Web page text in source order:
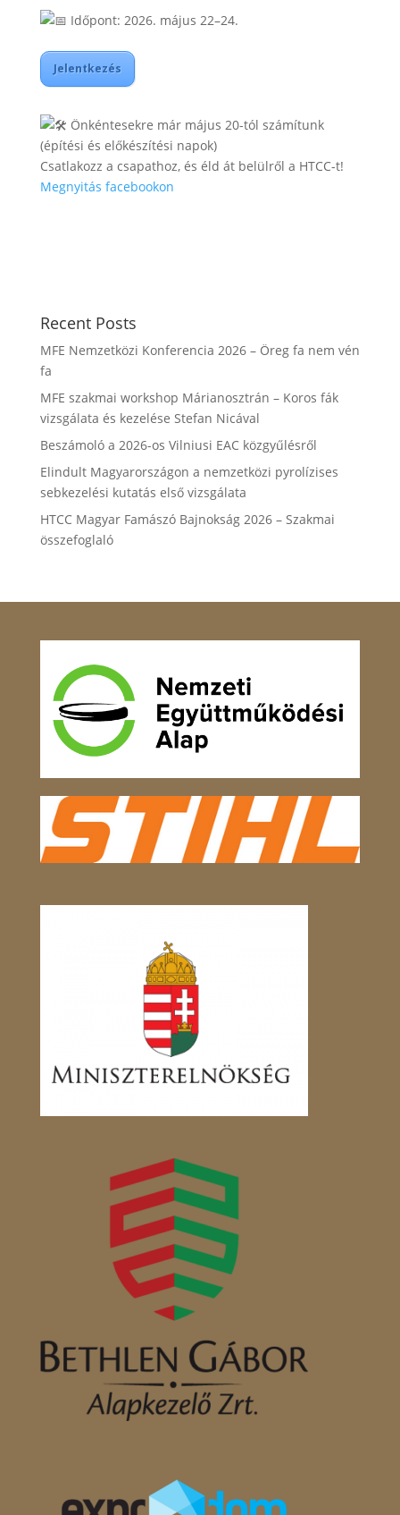
Időpont: 2026. május 22–24.
Jelentkezés
Önkéntesekre már május 20-tól számítunk
(építési és előkészítési napok)
Csatlakozz a csapathoz, és éld át belülről a HTCC-t!
Megnyitás facebookon
Recent Posts
MFE Nemzetközi Konferencia 2026 – Öreg fa nem vén
fa
MFE szakmai workshop Márianosztrán – Koros fák
vizsgálata és kezelése Stefan Nicával
Beszámoló a 2026-os Vilniusi EAC közgyűlésről
Elindult Magyarországon a nemzetközi pyrolízises
sebkezelési kutatás első vizsgálata
HTCC Magyar Famászó Bajnokság 2026 – Szakmai
összefoglaló